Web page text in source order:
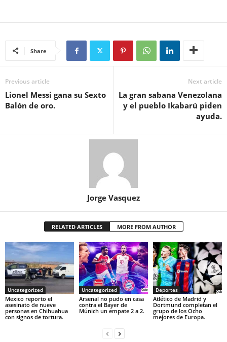
Share
Previous article
Lionel Messi gana su Sexto
Balón de oro.
Next article
La gran sabana Venezolana
y el pueblo Ikabarú piden
ayuda.
Jorge Vasquez
RELATED ARTICLES MORE FROM AUTHOR
Uncategorized
Mexico reporto el
asesinato de nueve
personas en Chihuahua
con signos de tortura.
Uncategorized
Arsenal no pudo en casa
contra el Bayer de
Múnich un empate 2 a 2.
Deportes
Atlético de Madrid y
Dortmund completan el
grupo de los Ocho
mejores de Europa.